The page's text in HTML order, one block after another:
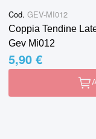
Cod. GEV-MI012
Coppia Tendine
Gev Mi012
5,90 €